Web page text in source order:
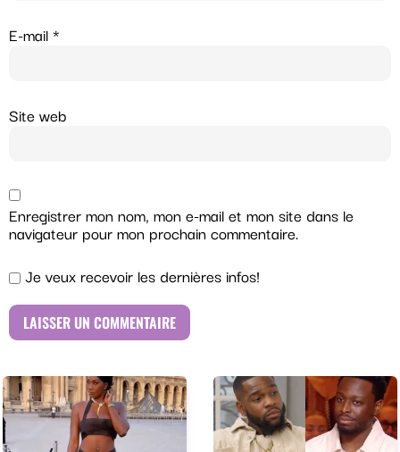
E-mail*
Site web
Enregistrer mon nom, mon e-mail et mon site dans le
navigateur pour mon prochain commentaire.
Je veux recevoir les dernières infos!